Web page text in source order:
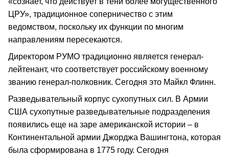
ЦРУ», традиционное соперничество с этим
ведомством, поскольку их функции по многим
направлениям пересекаются.
Директором РУМО традиционно является генерал-
лейтенант, что соответствует российскому военному
званию генерал-полковник. Сегодня это Майкл Флинн.
Разведывательный корпус сухопутных сил. В Армии
США сухопутные разведывательные подразделения
появились еще на заре американской истории – в
Континентальной армии Джорджа Вашингтона, которая
была сформирована в 1775 году. Сегодня